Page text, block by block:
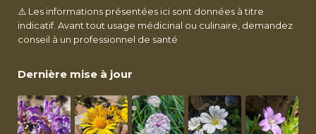
⚠️ Les informations présentées ici sont données à titre
indicatif. Avant tout usage médicinal ou culinaire, demandez
conseil à un professionnel de santé
Dernière mise à jour